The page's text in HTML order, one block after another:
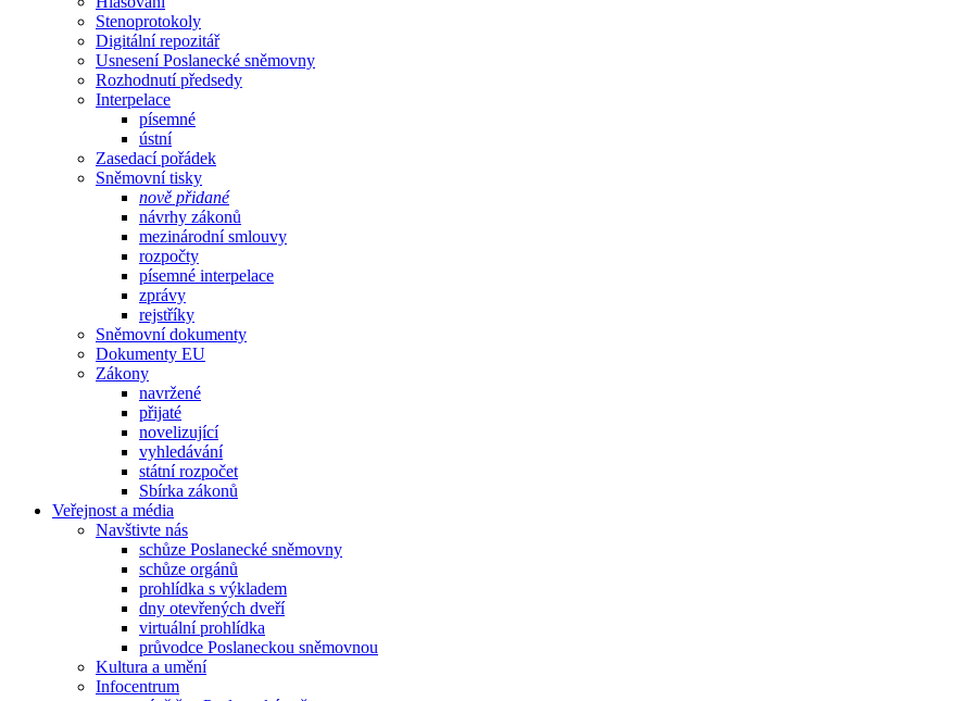
Stenoprotokoly
Digitální repozitář
Usnesení Poslanecké sněmovny
Rozhodnutí předsedy
Interpelace
písemné
ústní
Zasedací pořádek
Sněmovní tisky
nově přidané
návrhy zákonů
mezinárodní smlouvy
rozpočty
písemné interpelace
zprávy
rejstříky
Sněmovní dokumenty
Dokumenty EU
Zákony
navržené
přijaté
novelizující
vyhledávání
státní rozpočet
Sbírka zákonů
Veřejnost a média
Navštivte nás
schůze Poslanecké sněmovny
schůze orgánů
prohlídka s výkladem
dny otevřených dveří
virtuální prohlídka
průvodce Poslaneckou sněmovnou
Kultura a umění
Infocentrum